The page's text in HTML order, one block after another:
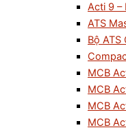
Acti 9 –
ATS
Bộ ATS
MCB
MCB
MCB
MCB